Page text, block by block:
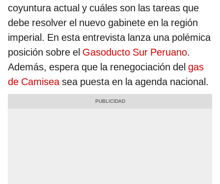
coyuntura actual y cuáles son las tareas que
debe resolver el nuevo gabinete en la región
imperial. En esta entrevista lanza una polémica
posición sobre el Gasoducto Sur Peruano.
Además, espera que la renegociación del gas
de Camiseasea puesta en la agenda nacional.